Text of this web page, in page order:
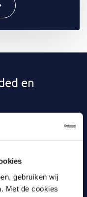
gebruiken wij
Met de cookies
en
je ookincompany
het leren nog
we
games, quizzen,
kun je altijd